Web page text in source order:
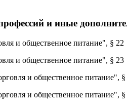
и иные
и общественное питание", § 22
и общественное питание", § 23
и общественное питание", §
и общественное питание", §